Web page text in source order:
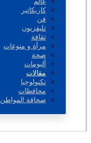
كاريكاتير
فن
تليفزيون
ثقافة
مرأة و منوعات
صحة
ألبومات
مقالات
تكنولوجيا
محافظات
صحافة المواطن